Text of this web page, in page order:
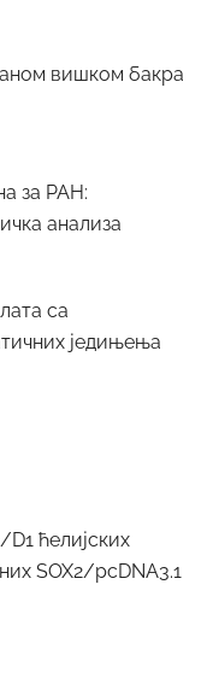
вишком бакра
за PAH:
анализа
са
једињења
ћелијских
SOX2/pcDNA3.1